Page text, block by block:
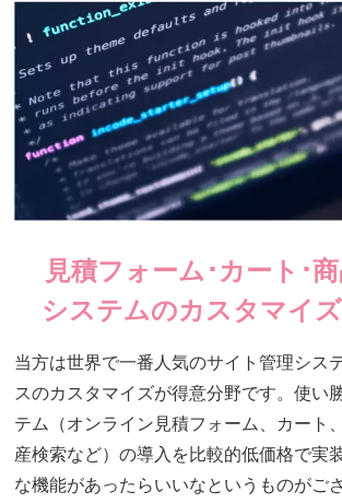
見積フォーム･カート･
システムのカスタマイズ
当方は世界で一番人気のサイト管理シス
スのカスタマイズが得意分野です。使い
テム（オンライン見積フォーム、カート
産検索など）の導入を比較的低価格で実
な機能があったらいいなというものがご